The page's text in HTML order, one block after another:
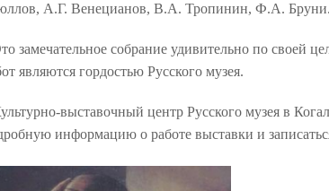
А.Г. Венецианов, В.А. Тропинин, Ф.А. Бруни.
замечательное собрание удивительно по своей
являются гордостью Русского музея.
выставочный центр Русского музея в
информацию о работе выставки и